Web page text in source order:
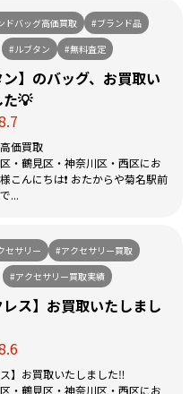
ドバッグ高価買取
#ブランド品
#ルブタン
#無料査定
ン】のバッグ、お買取い
💡
価買取
・鶴見区・神奈川区・西区にお
こんにちは❗️ おたからや菊名駅前
...
セサリー
#アクセサリー買取
#アクセサリー買取実績
レス】お買取いたしまし
ス】お買取いたしました‼️
・鶴見区・神奈川区・西区にお